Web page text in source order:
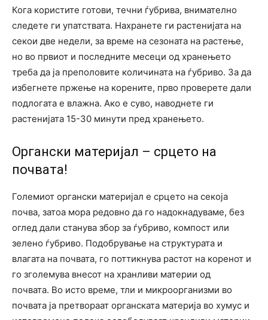
Кога користите готови, течни ѓубрива, внимателно
следете ги упатствата. Нахранете ги растенијата на
секои две недели, за време на сезоната на растење,
но во првиот и последните месеци од хранењето
треба да ја преполовите количината на ѓубриво. За да
избегнете пржење на корените, прво проверете дали
подлогата е влажна. Ако е суво, наводнете ги
растенијата 15-30 минути пред хранењето.
Органски материјал – срцето на
почвата!
Големиот органски материјал е срцето на секоја
почва, затоа мора редовно да го надокнадуваме, без
оглед дали станува збор за ѓубриво, компост или
зелено ѓубриво. Подобрување на структурата и
влагата на почвата, го поттикнува растот на коренот и
го зголемува внесот на хранливи материи од
почвата. Во исто време, тли и микроорганизми во
почвата ја претвораат органската материја во хумус и